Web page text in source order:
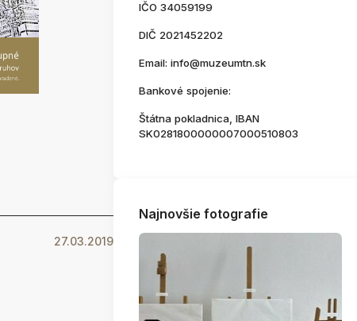
27.03.2019
IČO 34059199
DIČ 2021452202
Email: info@muzeumtn.sk
Bankové spojenie:
Štátna pokladnica, IBAN
SK0281800000007000510803
Najnovšie fotografie